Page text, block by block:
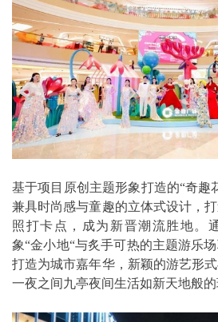
基于项目原创主题形象打造的“奇趣
兼具时尚感与童趣的立体式设计，
照打卡点，成为新晋潮流胜地。
象“金小地“与炙手可热的主题游乐
打造为城市嘉年华，新颖的游艺形
一夜之间九亭夜间生活如新天地般的